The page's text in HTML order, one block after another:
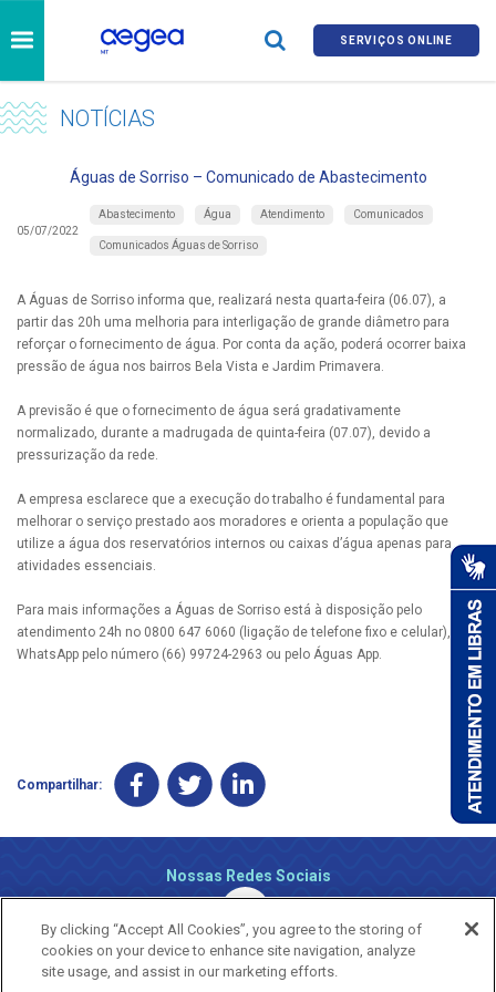
SERVIÇOS ONLINE
NOTÍCIAS
Águas de Sorriso – Comunicado de Abastecimento
05/07/2022
Abastecimento Água Atendimento Comunicados
Comunicados Águas de Sorriso
A Águas de Sorriso informa que, realizará nesta quarta-feira (06.07), a
partir das 20h uma melhoria para interligação de grande diâmetro para
reforçar o fornecimento de água. Por conta da ação, poderá ocorrer baixa
pressão de água nos bairros Bela Vista e Jardim Primavera.
A previsão é que o fornecimento de água será gradativamente
normalizado, durante a madrugada de quinta-feira (07.07), devido a
pressurização da rede.
A empresa esclarece que a execução do trabalho é fundamental para
melhorar o serviço prestado aos moradores e orienta a população que
utilize a água dos reservatórios internos ou caixas d’água apenas para
atividades essenciais.
Para mais informações a Águas de Sorriso está à disposição pelo
atendimento 24h no 0800 647 6060 (ligação de telefone fixo e celular), via
WhatsApp pelo número (66) 99724-2963 ou pelo Águas App.
Compartilhar:
Nossas Redes Sociais
By clicking “Accept All Cookies”, you agree to the storing of
cookies on your device to enhance site navigation, analyze
site usage, and assist in our marketing efforts.